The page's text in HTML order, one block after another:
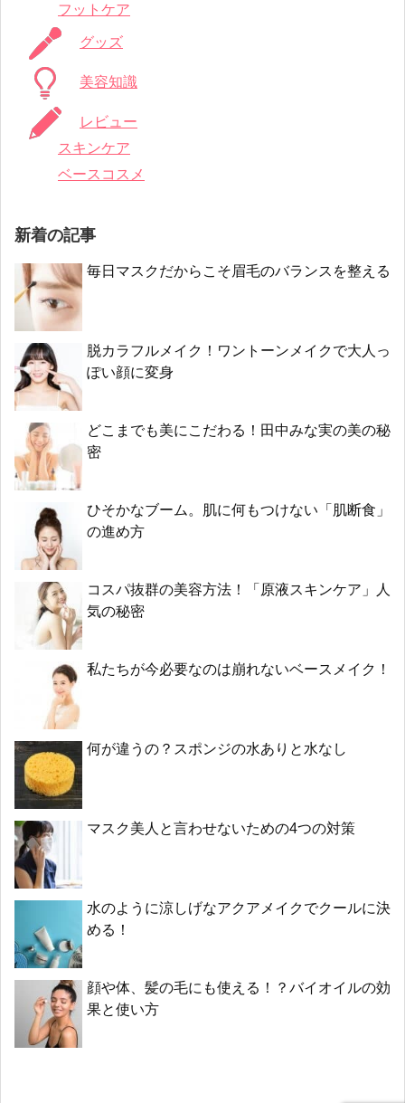
フットケア
グッズ
美容知識
レビュー
スキンケア
ベースコスメ
新着の記事
毎日マスクだからこそ眉毛のバランスを整える
脱カラフルメイク！ワントーンメイクで大人っ
ぽい顔に変身
どこまでも美にこだわる！田中みな実の美の秘
密
ひそかなブーム。肌に何もつけない「肌断食」
の進め方
コスパ抜群の美容方法！「原液スキンケア」人
気の秘密
私たちが今必要なのは崩れないベースメイク！
何が違うの？スポンジの水ありと水なし
マスク美人と言わせないための4つの対策
水のように涼しげなアクアメイクでクールに決
める！
顔や体、髪の毛にも使える！？バイオイルの効
果と使い方